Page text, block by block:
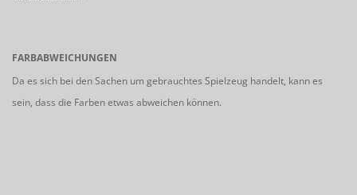
FARBABWEICHUNGEN
Da es sich bei den Sachen um gebrauchtes Spielzeug handelt, kann es
sein, dass die Farben etwas abweichen können.